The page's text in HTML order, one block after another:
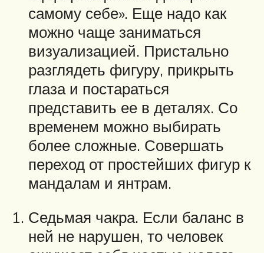
самому себе». Еще надо как
можно чаще заниматься
визуализацией. Пристально
разглядеть фигуру, прикрыть
глаза и постараться
представить ее в деталях. Со
временем можно выбирать
более сложные. Совершать
переход от простейших фигур к
мандалам и янтрам.
Седьмая чакра. Если баланс в
ней не нарушен, то человек